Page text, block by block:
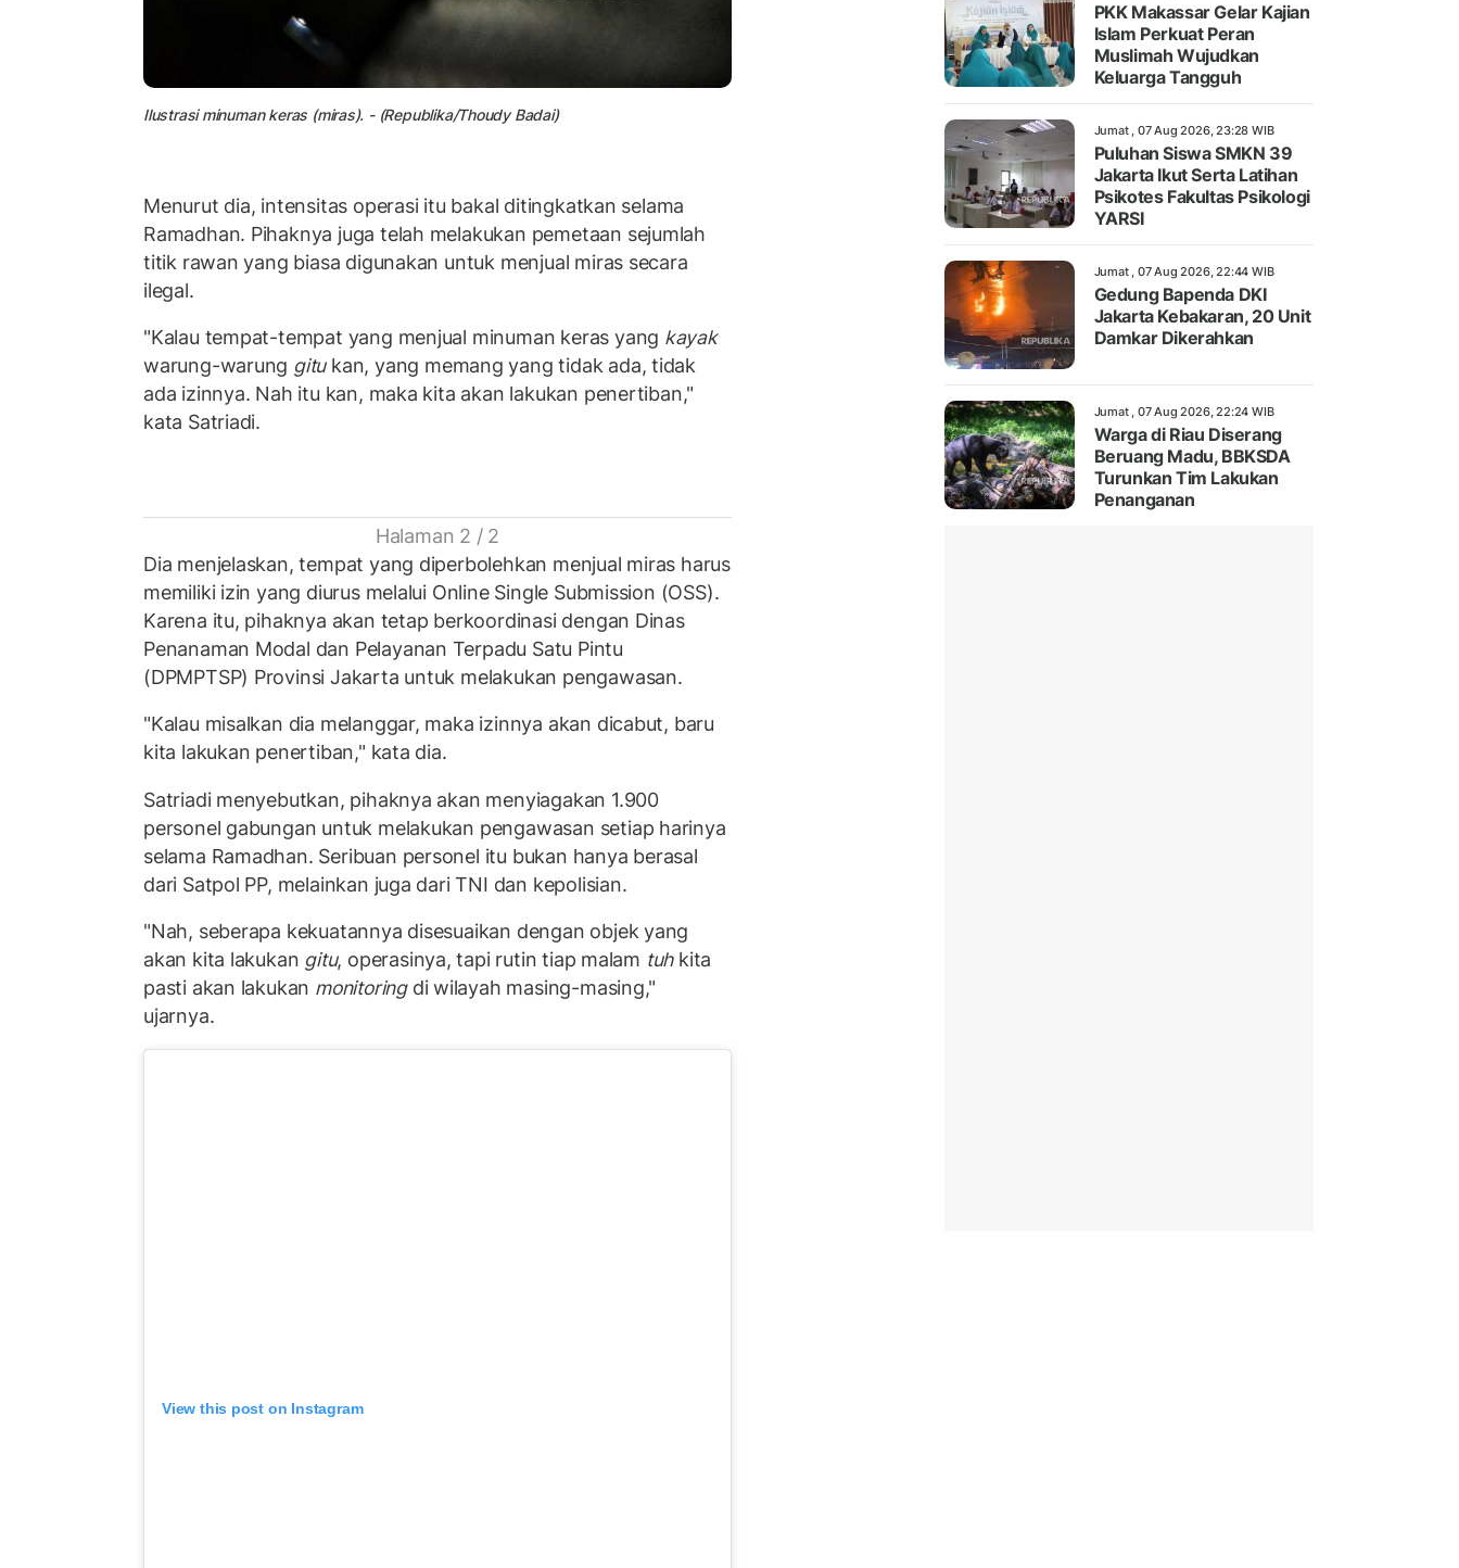
Ilustrasi minuman keras (miras). - (Republika/Thoudy Badai)
Menurut dia, intensitas operasi itu bakal ditingkatkan selama
Ramadhan. Pihaknya juga telah melakukan pemetaan sejumlah
titik rawan yang biasa digunakan untuk menjual miras secara
ilegal.
"Kalau tempat-tempat yang menjual minuman keras yang kayak
warung-warung gitukan, yang memang yang tidak ada, tidak
ada izinnya. Nah itu kan, maka kita akan lakukan penertiban,"
kata Satriadi.
Halaman 2 / 2
Dia menjelaskan, tempat yang diperbolehkan menjual miras harus
memiliki izin yang diurus melalui Online Single Submission (OSS).
Karena itu, pihaknya akan tetap berkoordinasi dengan Dinas
Penanaman Modal dan Pelayanan Terpadu Satu Pintu
(DPMPTSP) Provinsi Jakarta untuk melakukan pengawasan.
"Kalau misalkan dia melanggar, maka izinnya akan dicabut, baru
kita lakukan penertiban," kata dia.
Satriadi menyebutkan, pihaknya akan menyiagakan 1.900
personel gabungan untuk melakukan pengawasan setiap harinya
selama Ramadhan. Seribuan personel itu bukan hanya berasal
dari Satpol PP, melainkan juga dari TNI dan kepolisian.
"Nah, seberapa kekuatannya disesuaikan dengan objek yang
akan kita lakukan gitu, operasinya, tapi rutin tiap malam tuhkita
pasti akan lakukan monitoringdi wilayah masing-masing,"
ujarnya.
View this post on Instagram
PKK Makassar Gelar Kajian
Islam Perkuat Peran
Muslimah Wujudkan
Keluarga Tangguh
Jumat , 07 Aug 2026, 23:28 WIB
Puluhan Siswa SMKN 39
Jakarta Ikut Serta Latihan
Psikotes Fakultas Psikologi
YARSI
Jumat , 07 Aug 2026, 22:44 WIB
Gedung Bapenda DKI
Jakarta Kebakaran, 20 Unit
Damkar Dikerahkan
Jumat , 07 Aug 2026, 22:24 WIB
Warga di Riau Diserang
Beruang Madu, BBKSDA
Turunkan Tim Lakukan
Penanganan